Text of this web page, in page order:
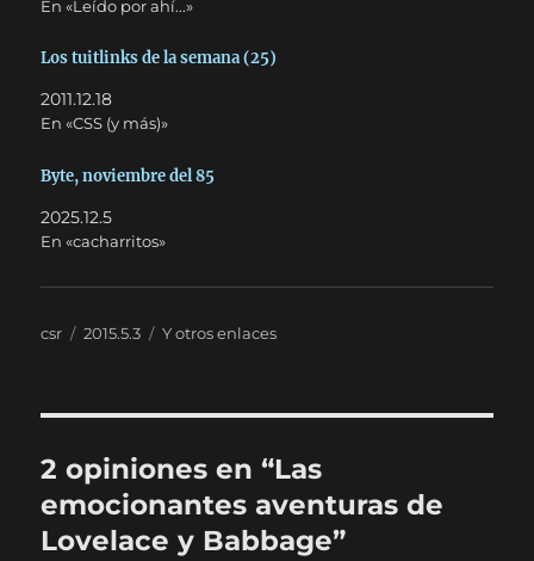
En «Leído por ahí...»
Los tuitlinks de la semana (25)
2011.12.18
En «CSS (y más)»
Byte, noviembre del 85
2025.12.5
En «cacharritos»
Autor
csr
Publicado
2015.5.3 Categorías
Y otros enlaces
2 opiniones en “Las
emocionantes aventuras de
Lovelace y Babbage”